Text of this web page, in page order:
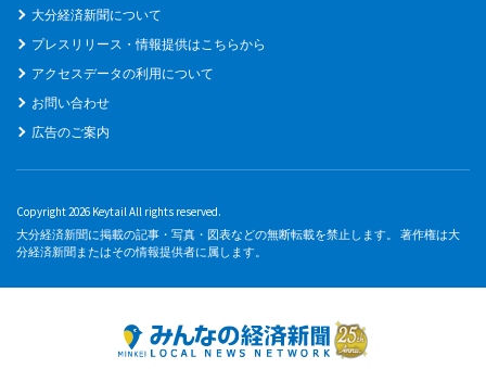
大分経済新聞について
プレスリリース・情報提供はこちらから
アクセスデータの利用について
お問い合わせ
広告のご案内
Copyright 2026 Keytail All rights reserved.
大分経済新聞に掲載の記事・写真・図表などの無断転載を禁止します。 著作権は大
分経済新聞またはその情報提供者に属します。